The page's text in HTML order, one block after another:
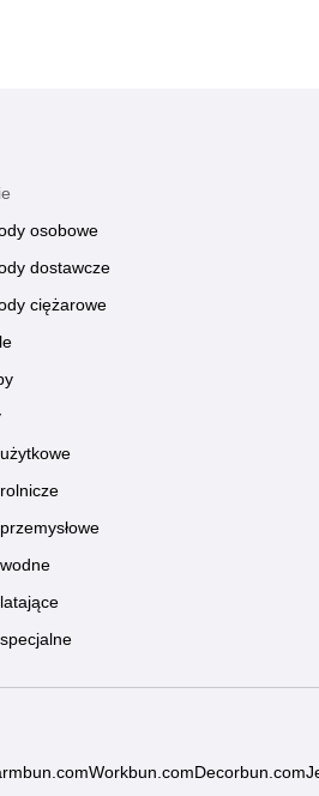
osobowe
dostawcze
ciężarowe
Workbun.com Decorbun.com